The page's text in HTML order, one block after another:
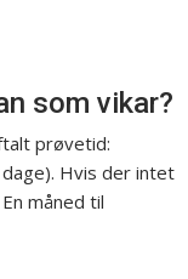
som vikar?
prøvetid:
Hvis der intet
måned til